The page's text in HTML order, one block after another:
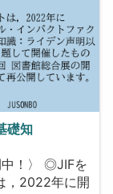
礎知
中！〉 ◎JIFを
，2022年に開